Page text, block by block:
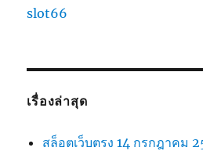
slot66
เรื่องล่าสุด
สล็อตเว็บตรง 14 กรกฎาคม